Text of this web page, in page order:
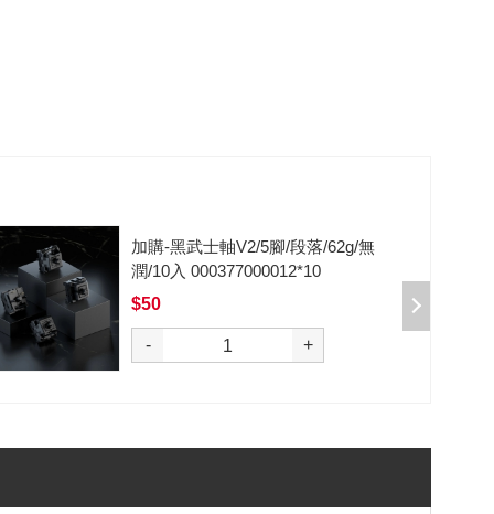
加購-黑武士軸V2/5腳/段落/62g/無
潤/10入 000377000012*10
$50
- +